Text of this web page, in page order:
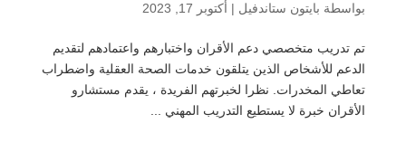
بواسطة بايتون ستاندفيل | أكتوبر 17, 2023
تم تدريب متخصصي دعم الأقران واختبارهم واعتمادهم لتقديم
الدعم للأشخاص الذين يتلقون خدمات الصحة العقلية واضطراب
تعاطي المخدرات. نظرا لخبرتهم الفريدة ، يقدم مستشارو
الأقران خبرة لا يستطيع التدريب المهني ...